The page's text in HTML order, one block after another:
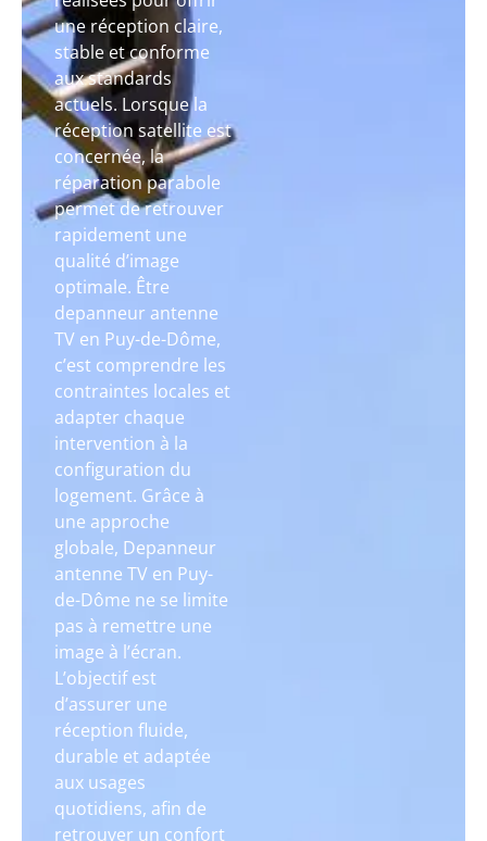
une réception claire,
stable et conforme
aux standards
actuels. Lorsque la
réception satellite est
concernée, la
réparation parabole
permet de retrouver
rapidement une
qualité d’image
optimale. Être
depanneur antenne
TV en Puy-de-Dôme,
c’est comprendre les
contraintes locales et
adapter chaque
intervention à la
configuration du
logement. Grâce à
une approche
globale, Depanneur
antenne TV en Puy-
de-Dôme ne se limite
pas à remettre une
image à l’écran.
L’objectif est
d’assurer une
réception fluide,
durable et adaptée
aux usages
quotidiens, afin de
retrouver un confort